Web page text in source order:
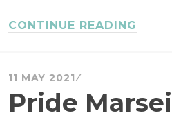
CONTINUE READING
11 MAY 2021
Pride